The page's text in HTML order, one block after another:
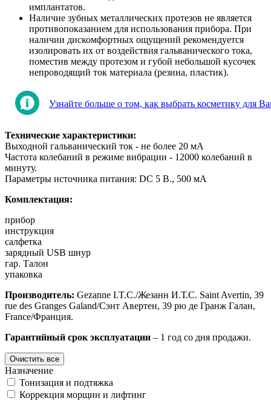
имплантатов.
Наличие зубных металлических протезов не является
противопоказанием для использования прибора. При
наличии дискомфортных ощущений рекомендуется
изолировать их от воздействия гальванического тока,
поместив между протезом и губой небольшой кусочек
непроводящий ток материала (резина, пластик).
Узнайте больше о том, как выбрать косметику для
Технические характеристики:
Выходной гальванический ток - не более 20 мА
Частота колебаний в режиме вибрации - 12000 колебаний в
минуту.
Параметры источника питания: DC 5 В., 500 мА
Комплектация:
прибор
инструкция
салфетка
зарядный USB шнур
гар. Талон
упаковка
Производитель: Gezanne I.T.C./Жезанн И.Т.С. Saint Avertin, 39
rue des Granges Galand/Сэнт Авертен, 39 рю де Гранж Галан,
France/Франция.
Гарантийный срок эксплуатации – 1 год со дня продажи.
Назначение
Тонизация и подтяжка
Коррекция морщин и лифтинг